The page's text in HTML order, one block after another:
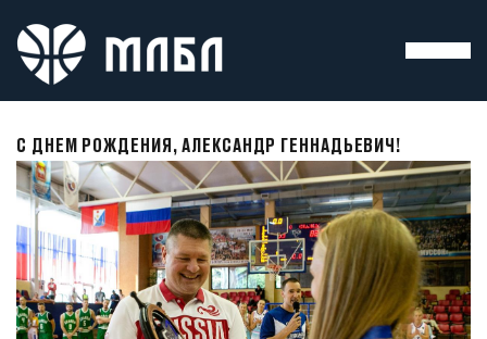
С ДНЕМ РОЖДЕНИЯ, АЛЕКСАНДР ГЕННАДЬЕВИЧ!